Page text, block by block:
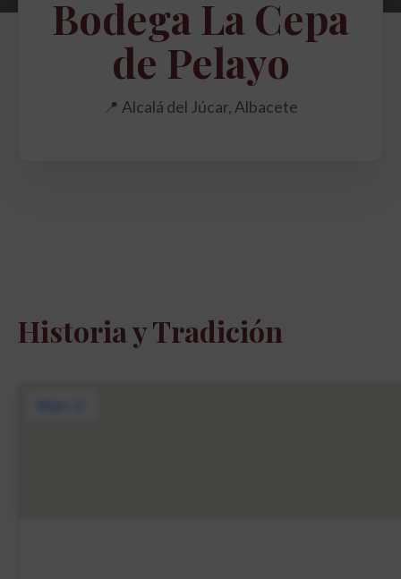
Bodega La Cepa
de Pelayo
📍 Alcalá del Júcar, Albacete
Historia y Tradición